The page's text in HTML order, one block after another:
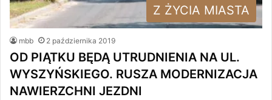
Z ŻYCIA MIASTA
mbb 2 października 2019
OD PIĄTKU BĘDĄ UTRUDNIENIA NA UL.
WYSZYŃSKIEGO. RUSZA MODERNIZACJA
NAWIERZCHNI JEZDNI